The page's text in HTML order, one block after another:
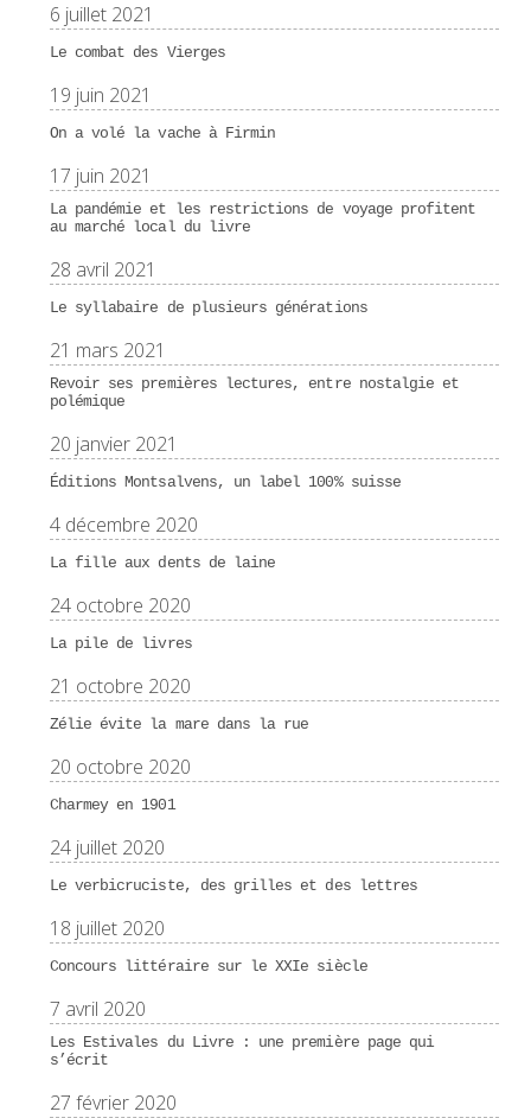
6 juillet 2021
Le combat des Vierges
19 juin 2021
On a volé la vache à Firmin
17 juin 2021
La pandémie et les restrictions de voyage profitent
au marché local du livre
28 avril 2021
Le syllabaire de plusieurs générations
21 mars 2021
Revoir ses premières lectures, entre nostalgie et
polémique
20 janvier 2021
Éditions Montsalvens, un label 100% suisse
4 décembre 2020
La fille aux dents de laine
24 octobre 2020
La pile de livres
21 octobre 2020
Zélie évite la mare dans la rue
20 octobre 2020
Charmey en 1901
24 juillet 2020
Le verbicruciste, des grilles et des lettres
18 juillet 2020
Concours littéraire sur le XXIe siècle
7 avril 2020
Les Estivales du Livre : une première page qui
s’écrit
27 février 2020